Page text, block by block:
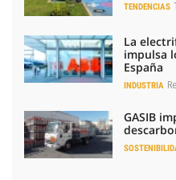
TENDENCIAS
La
impulsa
España
INDUSTRIA
GASIB